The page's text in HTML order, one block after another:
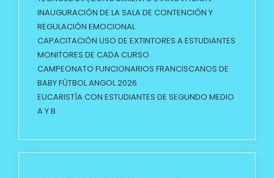
INAUGURACIÓN DE LA SALA DE CONTENCIÓN Y
REGULACIÓN EMOCIONAL
CAPACITACIÓN USO DE EXTINTORES A ESTUDIANTES
MONITORES DE CADA CURSO
CAMPEONATO FUNCIONARIOS FRANCISCANOS DE
BABY FÚTBOL ANGOL 2026
EUCARISTÍA CON ESTUDIANTES DE SEGUNDO MEDIO
A Y B